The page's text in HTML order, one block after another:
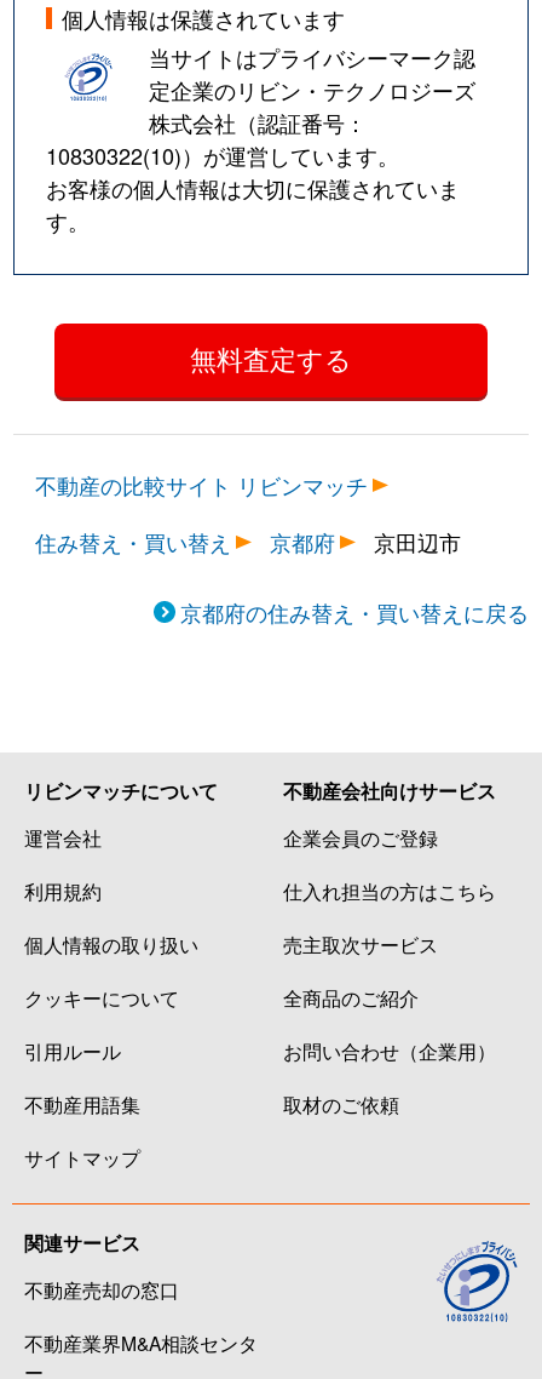
個人情報は保護されています
当サイトはプライバシーマーク認
定企業のリビン・テクノロジーズ
株式会社（認証番号：
10830322(10)）が運営しています。
お客様の個人情報は大切に保護されていま
す。
不動産の比較サイト リビンマッチ
住み替え・買い替え
京都府 京田辺市
京都府の住み替え・買い替えに戻る
リビンマッチについて
運営会社
利用規約
個人情報の取り扱い
クッキーについて
引用ルール
不動産用語集
サイトマップ
不動産会社向けサービス
企業会員のご登録
仕入れ担当の方はこちら
売主取次サービス
全商品のご紹介
お問い合わせ（企業用）
取材のご依頼
関連サービス
不動産売却の窓口
不動産業界M&A相談センタ
ー